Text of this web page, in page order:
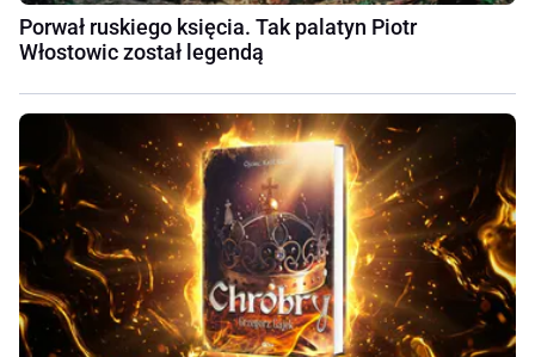
Porwał ruskiego księcia. Tak palatyn Piotr
Włostowic został legendą